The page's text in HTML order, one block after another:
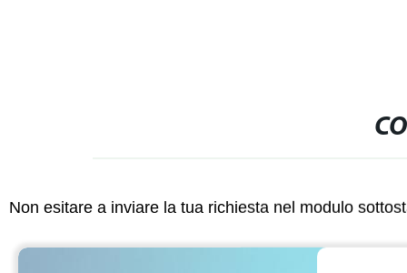
Non esitare a inviare la tua richiesta nel modulo